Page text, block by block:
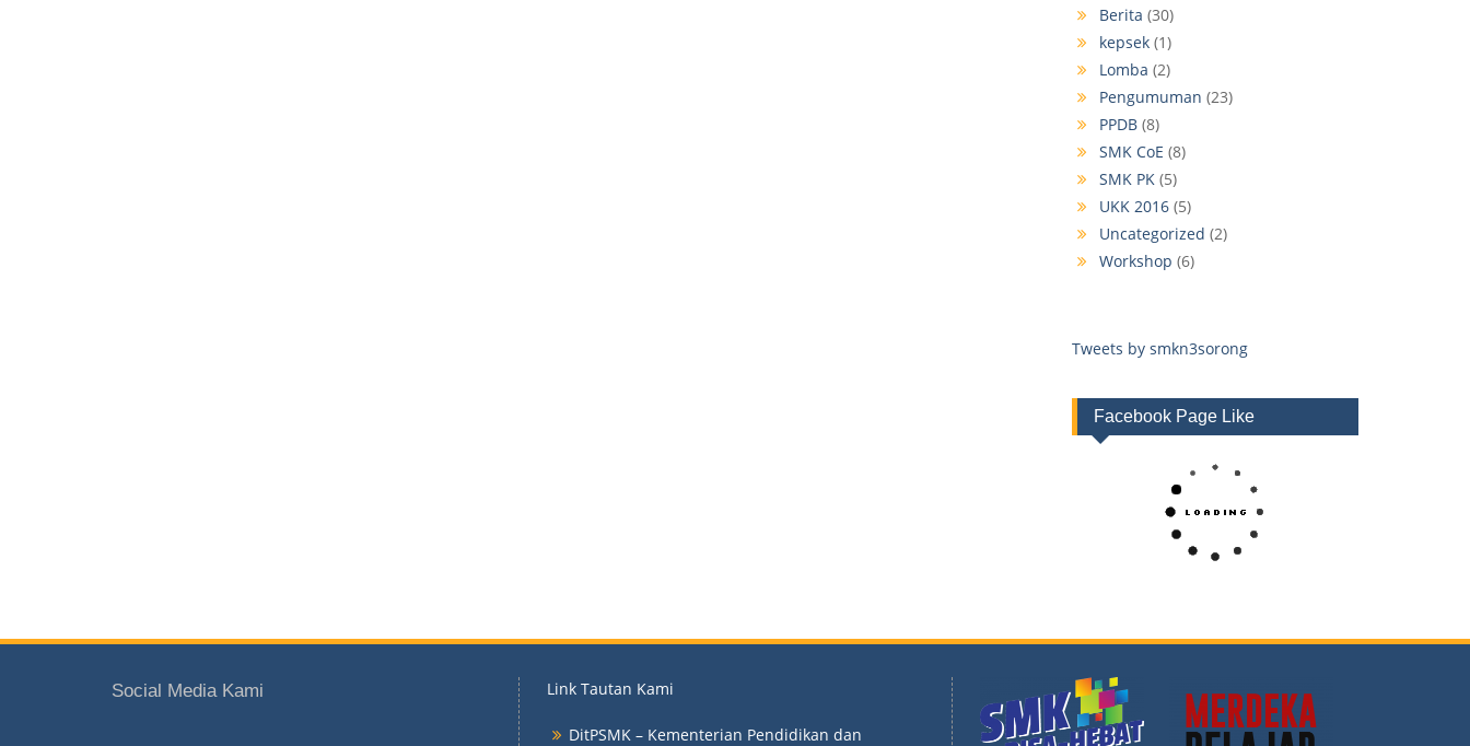
Berita (30)
kepsek(1)
Lomba (2)
Pengumuman (23)
PPDB(8)
SMK CoE (8)
SMK PK(5)
UKK 2016(5)
Uncategorized (2)
Workshop (6)
Tweets by smkn3sorong
Facebook Page Like
Social Media Kami Link Tautan Kami
DitPSMK – Kementerian Pendidikan dan